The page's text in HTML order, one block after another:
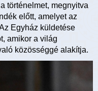
történelmet, megnyitva
előtt, amelyet az
Egyház küldetése
amikor a világ
közösséggé alakítja.